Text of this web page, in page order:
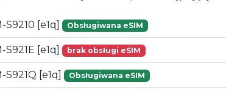
S9210 [e1q] Obsługiwana eSIM
S921E [e1q] brak obsługi eSIM
S921Q [e1q] Obsługiwana eSIM